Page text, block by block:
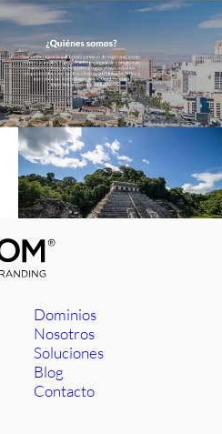
Dominios
Nosotros
Soluciones
Blog
Contacto